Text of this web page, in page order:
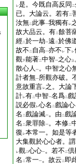
レ是。今既自高反同 二
已。大論云。若有二
汝無二 此事一我獨有レ
故大品云。有二餘菩
經二於一劫一遠 二於佛
故不 二 自高一亦不 レ下レ
觀下能著二中智一之心 上
散心人 一。中智之心
計者無一所觀亦破。
意故重言レ之。大論
計レ有二中智一名爲二戲
説必假 レ心名 二戲論心
名 二戲論滅一。由 二戲
名 二衆罪除一。本修二
復 レ本常一。如是等
大集觀於心心者。謂
レ觀二心心一。若不 二倶
名 二常一一。故云 二 即